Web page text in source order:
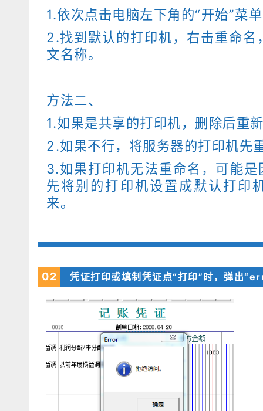
1.依次点击电脑左下角的“开始”菜
2.找到默认的打印机，右击重命
文名称。
方法二、
1.如果是共享的打印机，删除后重
2.如果不行，将服务器的打印机先
3.如果打印机无法重命名，可能
先将别的打印机设置成默认打印
来。
02 凭证打印或填制凭证点“打印”时，弹出